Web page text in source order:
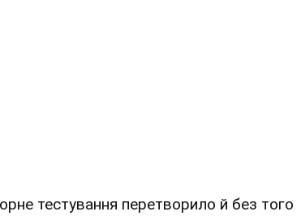
тестування перетворило й без того